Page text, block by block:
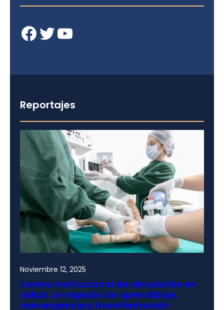
Facebook Twitter YouTube
Reportajes
Noviembre 12, 2025
Centro institucional de simulación en
salud: un espacio de aprendizaje,
convergencia y transformación